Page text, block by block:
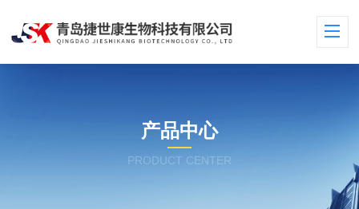
产品中心
PRODUCT CENTER